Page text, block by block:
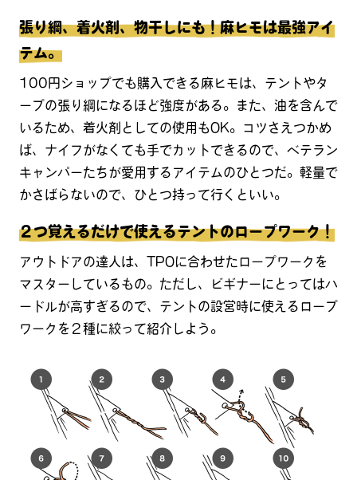
張り綱、着火剤、物干しにも！麻ヒモは最強アイ
テム。
100円ショップでも購入できる麻ヒモは、テントやタ
ープの張り綱になるほど強度がある。また、油を含んで
いるため、着火剤としての使用もOK。コツさえつかめ
ば、ナイフがなくても手でカットできるので、ベテラン
キャンパーたちが愛用するアイテムのひとつだ。軽量で
かさばらないので、ひとつ持って行くといい。
２つ覚えるだけで使えるテントのロープワーク！
アウトドアの達人は、TPOに合わせたロープワークを
マスターしているもの。ただし、ビギナーにとってはハ
ードルが高すぎるので、テントの設営時に使えるロープ
ワークを２種に絞って紹介しよう。